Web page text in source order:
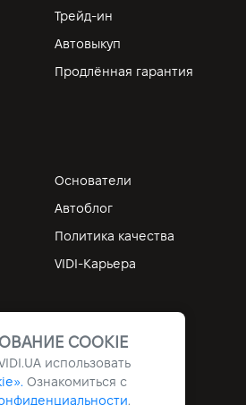
Трейд-ин
Автовыкуп
Продлённая гарантия
Основатели
Автоблог
Политика качества
VIDI-Карьера
Контакты
COOKIE
использовать
Ознакомиться с
.